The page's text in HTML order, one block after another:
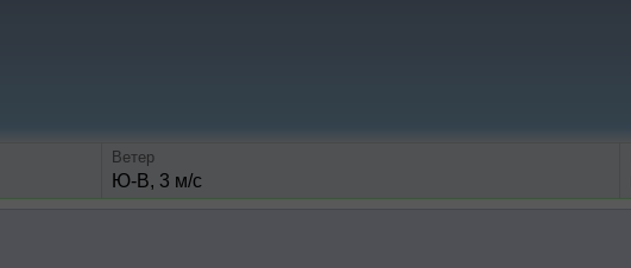
Ветер
Ю-В, 3 м/с